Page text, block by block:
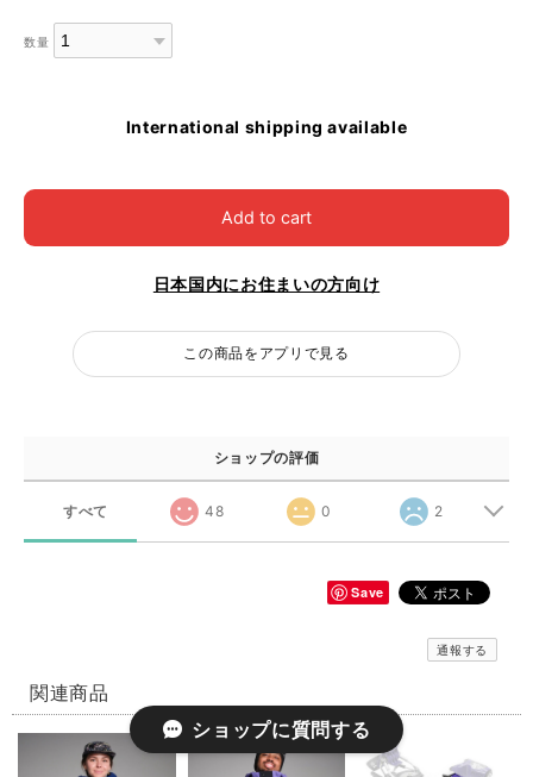
数量
International shipping available
Add to cart
日本国内にお住まいの方向け
この商品をアプリで見る
ショップの評価
すべて 48 0 2
Save
通報する
関連商品
ショップに質問する